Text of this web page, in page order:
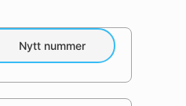
Nytt nummer